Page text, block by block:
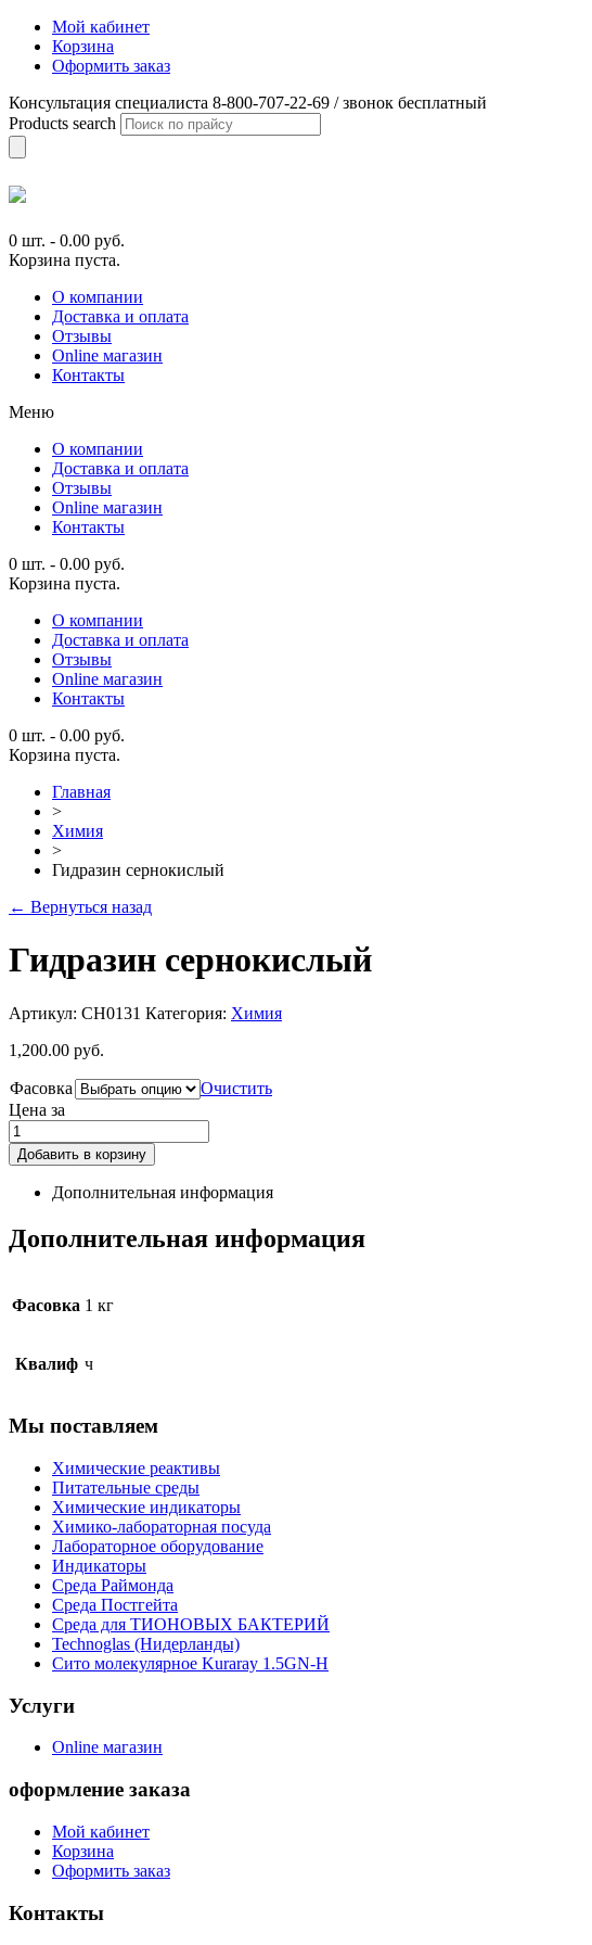
Мой кабинет
Корзина
Оформить заказ
Консультация специалиста 8-800-707-22-69 / звонок бесплатный
Products search
0 шт. - 0.00 руб.
Корзина пуста.
О компании
Доставка и оплата
Отзывы
Online магазин
Контакты
Меню
О компании
Доставка и оплата
Отзывы
Online магазин
Контакты
0 шт. - 0.00 руб.
Корзина пуста.
О компании
Доставка и оплата
Отзывы
Online магазин
Контакты
0 шт. - 0.00 руб.
Корзина пуста.
Главная
>
Химия
>
Гидразин сернокислый
← Вернуться назад
Гидразин сернокислый
Артикул: CH0131 Категория: Химия
1,200.00 руб.
Фасовка
Очистить
Цена за
Добавить в корзину
Дополнительная информация
Дополнительная информация
Фасовка 1 кг
Квалиф ч
Мы поставляем
Химические реактивы
Питательные среды
Химические индикаторы
Химико-лабораторная посуда
Лабораторное оборудование
Индикаторы
Среда Раймонда
Среда Постгейта
Среда для ТИОНОВЫХ БАКТЕРИЙ
Technoglas (Нидерланды)
Сито молекулярное Kuraray 1.5GN-H
Услуги
Online магазин
оформление заказа
Мой кабинет
Корзина
Оформить заказ
Контакты